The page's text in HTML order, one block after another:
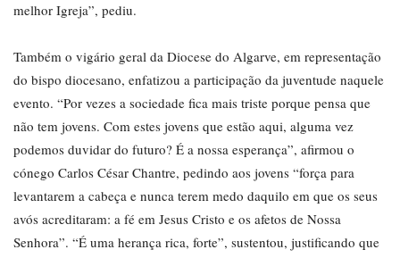
melhor Igreja”, pediu.
Também o vigário geral da Diocese do Algarve, em representação
do bispo diocesano, enfatizou a participação da juventude naquele
evento. “Por vezes a sociedade fica mais triste porque pensa que
não tem jovens. Com estes jovens que estão aqui, alguma vez
podemos duvidar do futuro? É a nossa esperança”, afirmou o
cónego Carlos César Chantre, pedindo aos jovens “força para
levantarem a cabeça e nunca terem medo daquilo em que os seus
avós acreditaram: a fé em Jesus Cristo e os afetos de Nossa
Senhora”. “É uma herança rica, forte”, sustentou, justificando que